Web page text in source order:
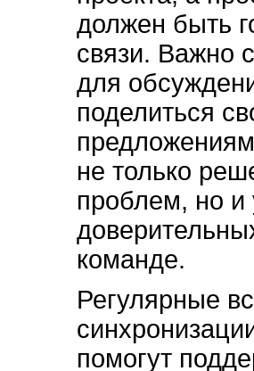
должен быть
связи. Важно
для
поделиться
не только
проблем, но и
команде.
Регулярные
помогут